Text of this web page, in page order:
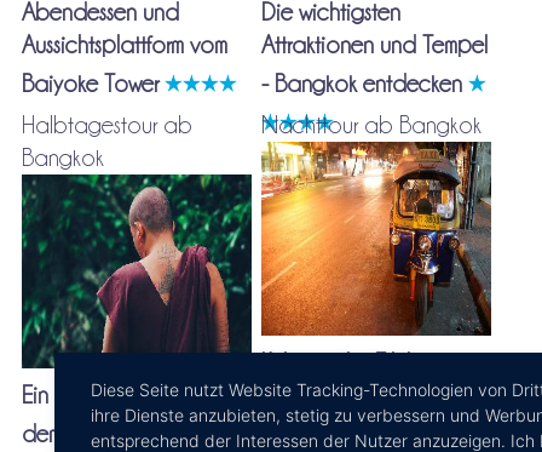
Abendessen und
Aussichtsplattform vom
Baiyoke Tower
Die wichtigsten
Attraktionen und Tempel
- Bangkok entdecken
Halbtagestour ab
Bangkok
Ein Heiliges Tattoo aus
dem Wat Bang Phra
Nachttour ab Bangkok
mit dem Tuk-Tuk
Diese Seite nutzt Website Tracking-Technologien von
ihre Dienste anzubieten, stetig zu verbessern und
entsprechend der Interessen der Nutzer anzuzeigen. Ich